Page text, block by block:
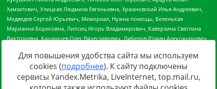
Источник:https://minjust.gov.ru/uploaded/files/reestr-
Для повышения удобства сайта мы используем
cookies (подробнее). К сайту подключены
сервисы Yandex.Metrika, LiveInternet, top.mail.ru,